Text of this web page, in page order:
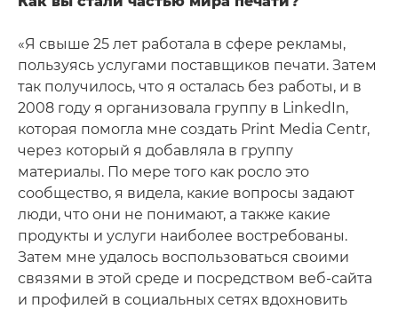
«Я свыше 25 лет работала в сфере рекламы,
пользуясь услугами поставщиков печати. Затем
так получилось, что я осталась без работы, и в
2008 году я организовала группу в LinkedIn,
которая помогла мне создать Print Media Centr,
через который я добавляла в группу
материалы. По мере того как росло это
сообщество, я видела, какие вопросы задают
люди, что они не понимают, а также какие
продукты и услуги наиболее востребованы.
Затем мне удалось воспользоваться своими
связями в этой среде и посредством веб-сайта
и профилей в социальных сетях вдохновить